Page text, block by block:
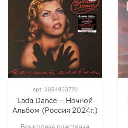
арт. 3054953770
Lada Dance ‎– Ночной
Альбом (Россия 2024г.)